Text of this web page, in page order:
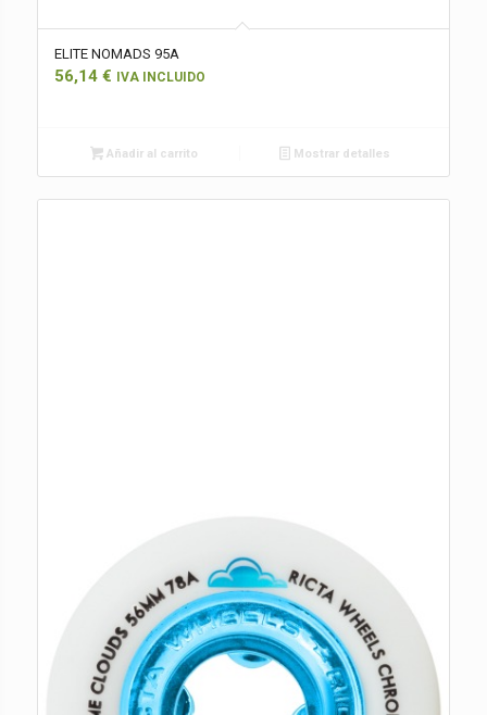
ELITE NOMADS 95A
56,14 € IVA INCLUIDO
Añadir al carrito Mostrar detalles